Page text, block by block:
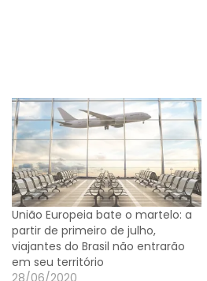
União Europeia bate o martelo: a
partir de primeiro de julho,
viajantes do Brasil não entrarão
em seu território